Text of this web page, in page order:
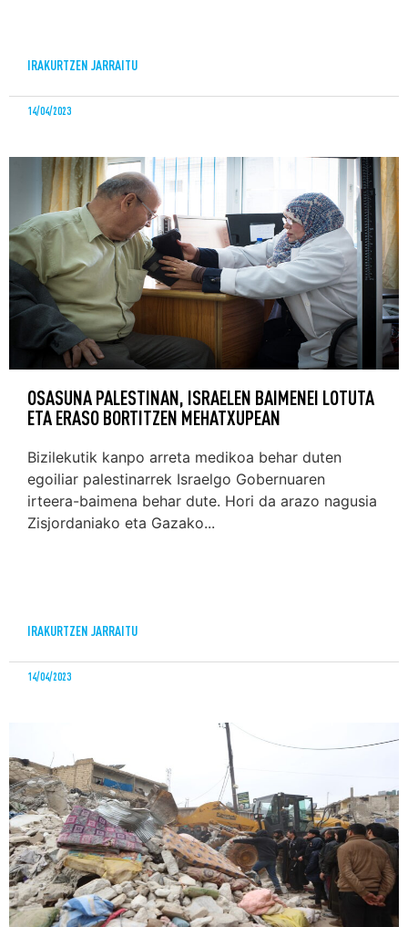
IRAKURTZEN JARRAITU
14/04/2023
OSASUNA PALESTINAN, ISRAELEN BAIMENEI LOTUTA
ETA ERASO BORTITZEN MEHATXUPEAN
Bizilekutik kanpo arreta medikoa behar duten
egoiliar palestinarrek Israelgo Gobernuaren
irteera-baimena behar dute. Hori da arazo nagusia
Zisjordaniako eta Gazako...
IRAKURTZEN JARRAITU
14/04/2023